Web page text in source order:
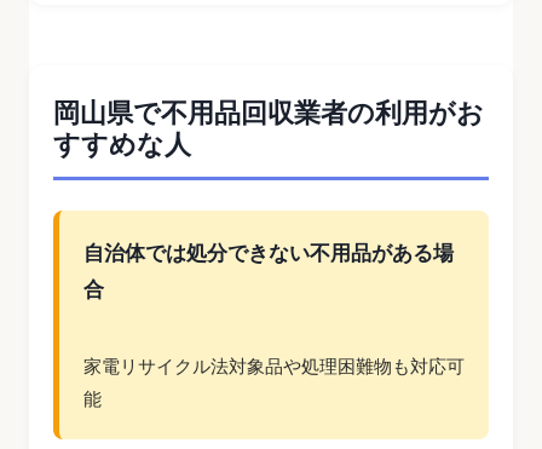
岡山県で不用品回収業者の利用がお
すすめな人
自治体では処分できない不用品がある場
合
家電リサイクル法対象品や処理困難物も対応可
能